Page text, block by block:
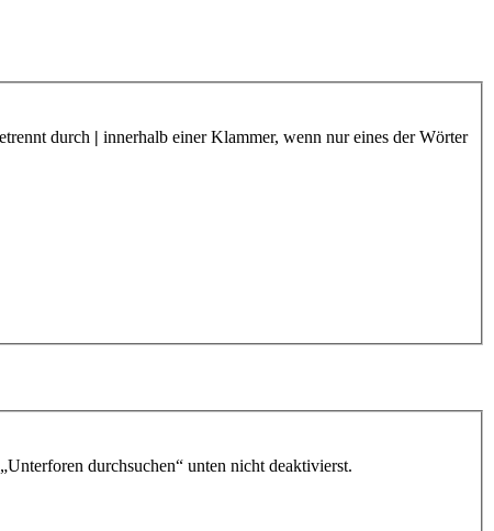
durch | innerhalb einer Klammer, wenn nur eines der Wörter
durchsuchen“ unten nicht deaktivierst.